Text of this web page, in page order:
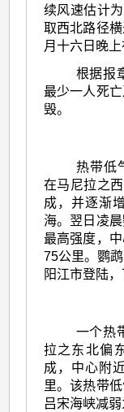
续风速估计
取西北路径
月十六日晚上
根据报
最少一人死
毁。
热带低
在马尼拉之
成，并逐渐
海。翌日凌
最高强度，
75公里。鹦
阳江市登陆
一个热
拉之东北偏
成，中心附
里。该热带
吕宋海峡减弱